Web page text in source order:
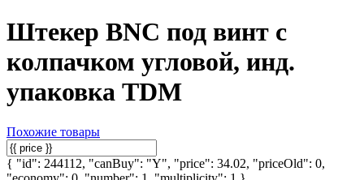
Штекер BNC под винт с
колпачком угловой, инд.
упаковка TDM
Похожие товары
{ "id": 244112, "canBuy": "Y", "price": 34.02, "priceOld": 0,